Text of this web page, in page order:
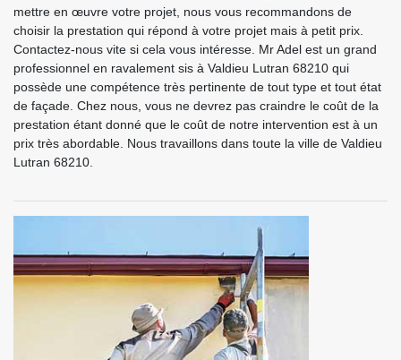
mettre en œuvre votre projet, nous vous recommandons de
choisir la prestation qui répond à votre projet mais à petit prix.
Contactez-nous vite si cela vous intéresse. Mr Adel est un grand
professionnel en ravalement sis à Valdieu Lutran 68210 qui
possède une compétence très pertinente de tout type et tout état
de façade. Chez nous, vous ne devrez pas craindre le coût de la
prestation étant donné que le coût de notre intervention est à un
prix très abordable. Nous travaillons dans toute la ville de Valdieu
Lutran 68210.